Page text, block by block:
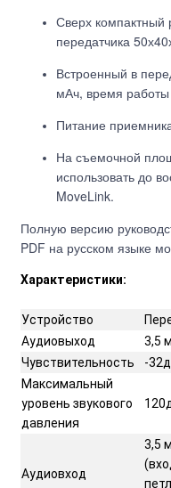
Сверх
передатчика
Встроенный в
мАч, время работы
Питание
На съемочной
использовать до
MoveLink.
Полную версию
PDF на русском языке
Характеристики:
Устройство
Аудиовыход
3,5
Чувствительность
-
Максимальный
уровень звукового
давления
Аудиовход
3,5